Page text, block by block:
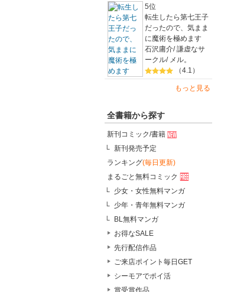
5位
転生したら第七王子
だったので、気まま
に魔術を極めます
石沢庸介/謙虚なサ
ークル/ メル。
（4.1）
もっと見る
全書籍から探す
新刊コミック/書籍
新刊発売予定
ランキング(毎日更新)
まるごと無料コミック
少女・女性無料マンガ
少年・青年無料マンガ
BL無料マンガ
お得なSALE
先行配信作品
ご来店ポイント毎日GET
シーモアでポイ活
賞受賞作品